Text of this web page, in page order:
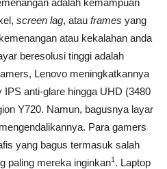
screen lag, atau frames yang
atau kekalahan anda
beresolusi tinggi adalah
Lenovo meningkatkannya
anti-glare hingga UHD (3480
Y720. Namun, bagusnya layar
Para gamers
yang bagus termasuk salah
paling mereka inginkan1 . Laptop